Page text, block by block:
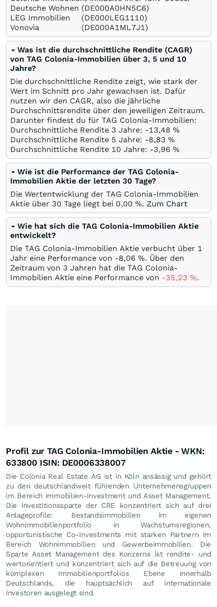
Deutsche Wohnen (DE000A0HN5C6)
LEG Immobilien
(DE000LEG1110)
Vonovia
(DE000A1ML7J1)
Was ist die durchschnittliche Rendite (CAGR)
von TAG Colonia-Immobilien über 3, 5 und 10
Jahre?
Die durchschnittliche Rendite zeigt, wie stark der
Wert im Schnitt pro Jahr gewachsen ist. Dafür
nutzen wir den CAGR, also die jährliche
Durchschnittsrendite über den jeweiligen Zeitraum.
Darunter findest du für TAG Colonia-Immobilien:
Durchschnittliche Rendite 3 Jahre: -13,48 %
Durchschnittliche Rendite 5 Jahre: -8,83 %
Durchschnittliche Rendite 10 Jahre: -3,96 %
Wie ist die Performance der TAG Colonia-
Immobilien Aktie der letzten 30 Tage?
Die Wertentwicklung der TAG Colonia-Immobilien
Aktie über 30 Tage liegt bei 0,00 %. Zum Chart
Wie hat sich die TAG Colonia-Immobilien Aktie
entwickelt?
Die TAG Colonia-Immobilien Aktie verbucht über 1
Jahr eine Performance von -8,06 %. Über den
Zeitraum von 3 Jahren hat die TAG Colonia-
Immobilien Aktie eine Performance von -35,23 %.
Profil zur TAG Colonia-Immobilien Aktie - WKN:
633800 ISIN: DE0006338007
Die Colonia Real Estate AG ist in Köln ansässig und gehört
zu den deutschlandweit führenden Unternehmensgruppen
im Bereich Immobilien-Investment und Asset Management.
Die Investitionssparte der CRE konzentriert sich auf drei
Anlageprofile: Bestandsimmobilien im eigenen
Wohnimmobilienportfolio in Wachstumsregionen,
opportunistische Co-Investments mit starken Partnern im
Bereich Wohnimmobilien und Gewerbeimmobilien. Die
Sparte Asset Management des Konzerns ist rendite- und
wertorientiert und konzentriert sich auf die Betreuung von
komplexen Immobilienportfolios Ebene innerhalb
Deutschlands, die hauptsächlich auf internationale
Investoren ausgelegt sind.